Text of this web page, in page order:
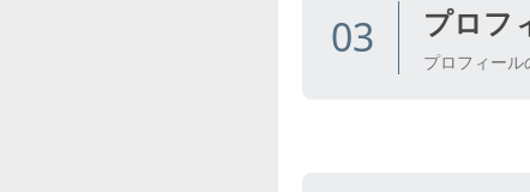
03 プロフ
プロフィール